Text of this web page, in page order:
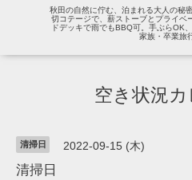
秋田の自然に佇む、泊まれる大人の秘
切コテージで、薪ストーブとプライベ
ドデッキで雨でもBBQ可。手ぶらOK
家族・卒業旅
空き状況
清掃日 2022-09-15 (木)
清掃日